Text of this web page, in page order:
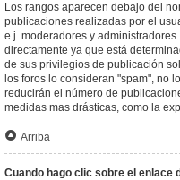
Los rangos aparecen debajo del
publicaciones realizadas por el
e.j. moderadores y
directamente ya que está
de sus privilegios de publicación
los foros lo consideran "spam", no
reducirán el número de
medidas mas drásticas, como la
Arriba
Cuando hago clic sobre el enlace